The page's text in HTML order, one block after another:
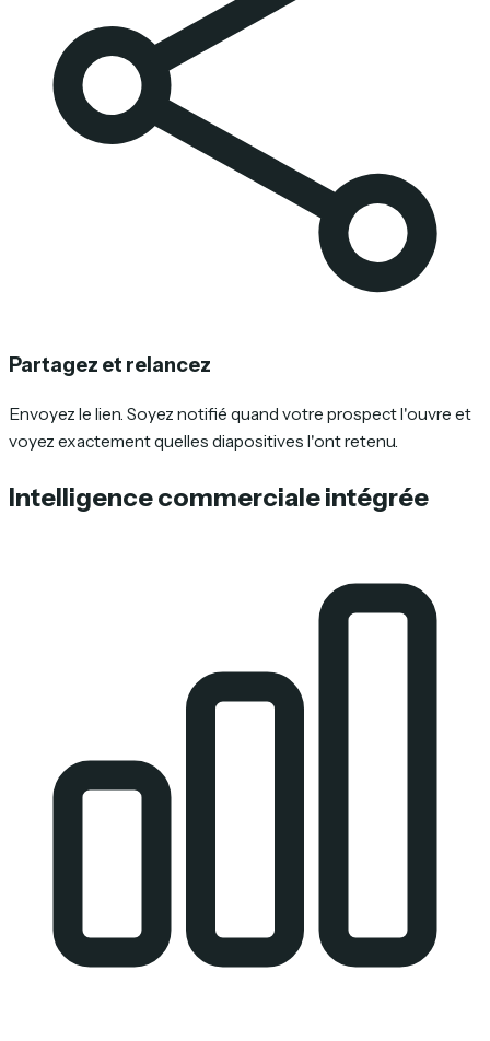
Partagez et relancez
Envoyez le lien. Soyez notifié quand votre prospect l'ouvre et
voyez exactement quelles diapositives l'ont retenu.
Intelligence commerciale intégrée